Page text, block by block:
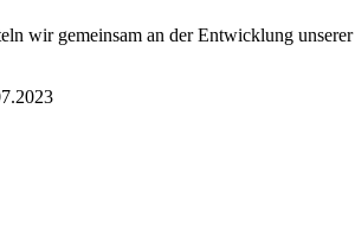
wir gemeinsam an der Entwicklung